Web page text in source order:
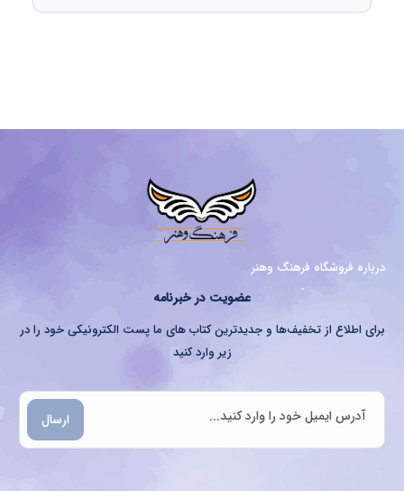
درباره فروشگاه فرهنگ وهنر
عضویت در خبرنامه
برای اطلاع از تخفیف‌ها و جدیدترین کتاب های ما پست الکترونیکی خود را در
زیر وارد کنید
ارسال